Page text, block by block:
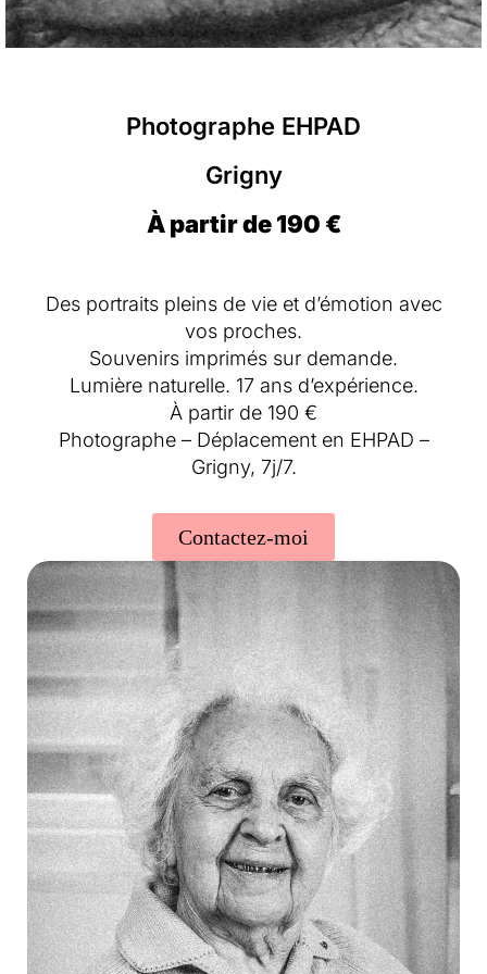
Photographe EHPAD
Grigny
À partir de 190 €
Des portraits pleins de vie et d’émotion avec
vos proches.
Souvenirs imprimés sur demande.
Lumière naturelle. 17 ans d’expérience.
À partir de 190 €
Photographe – Déplacement en EHPAD –
Grigny, 7j/7.
Contactez-moi